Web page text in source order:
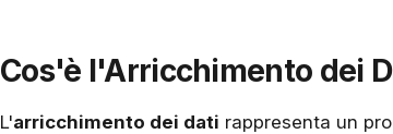
Cos'è l'Arricchimento dei
L'arricchimento dei dati rappresenta un